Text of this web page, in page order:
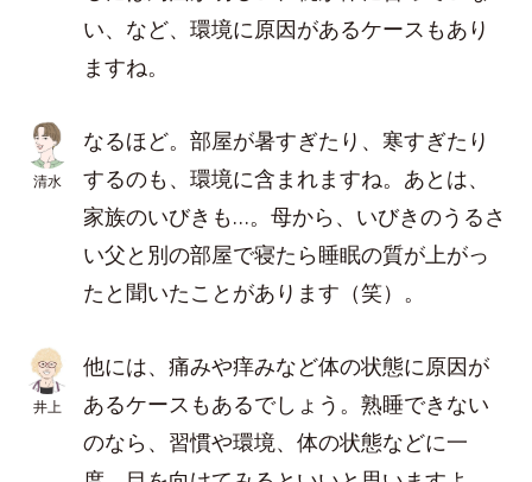
い、など、環境に原因があるケースもあり
ますね。
清水
なるほど。部屋が暑すぎたり、寒すぎたり
するのも、環境に含まれますね。あとは、
家族のいびきも…。母から、いびきのうるさ
い父と別の部屋で寝たら睡眠の質が上がっ
たと聞いたことがあります（笑）。
井上
他には、痛みや痒みなど体の状態に原因が
あるケースもあるでしょう。熟睡できない
のなら、習慣や環境、体の状態などに一